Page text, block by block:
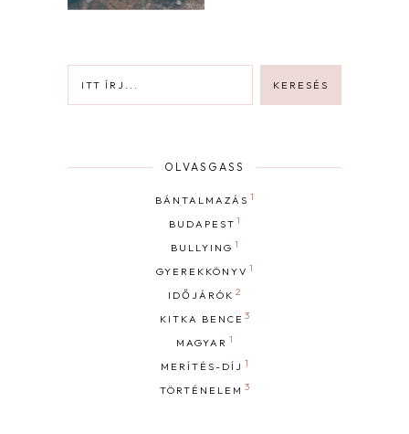
OLVASGASS
BÁNTALMAZÁS 1
BUDAPEST 1
BULLYING 1
GYEREKKÖNYV 1
IDŐJÁRÓK 2
KITKA BENCE 3
MAGYAR 1
MERÍTÉS-DÍJ 1
TÖRTÉNELEM 3